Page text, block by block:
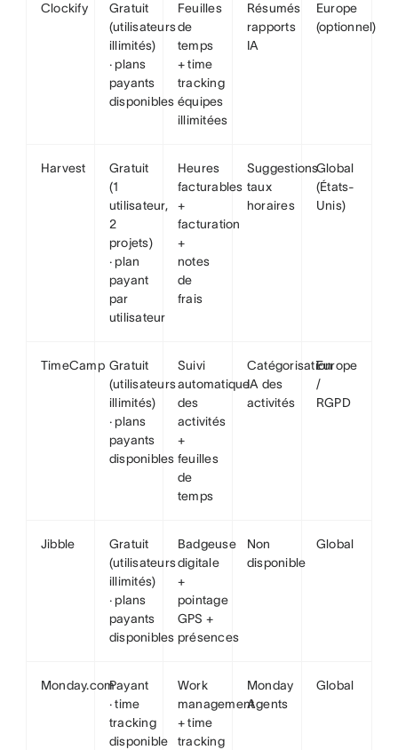
Clockify
Gratuit
(utilisateurs
illimités)
· plans
payants
disponibles
Feuilles
de
temps
+ time
tracking
équipes
illimitées
Résumés
rapports
IA
Europe
(optionnel)
Harvest
Gratuit
(1
utilisateur,
2
projets)
· plan
payant
par
utilisateur
Heures
facturables
+
facturation
+
notes
de
frais
Suggestions
taux
horaires
Global
(États-
Unis)
TimeCamp Gratuit
(utilisateurs
illimités)
· plans
payants
disponibles
Suivi
automatique
des
activités
+
feuilles
de
temps
Catégorisation
IA des
activités
Europe
/
RGPD
Jibble
Gratuit
(utilisateurs
illimités)
· plans
payants
disponibles
Badgeuse
digitale
+
pointage
GPS +
présences
Non
disponible
Global
Monday.comPayant
· time
tracking
disponible
Work
management
+ time
tracking
Monday
Agents
Global